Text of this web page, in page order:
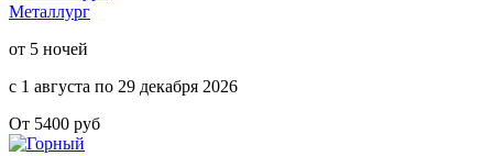
Металлург
от 5 ночей
с 1 августа по 29 декабря 2026
От 5400 руб